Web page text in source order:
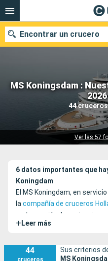
MS Koningsdam :
44
Ver las 57
Encontrar un crucero
6 datos importantes que
Koningdam
El MS Koningdam, en
lacompañía de cruceros
embarcación, la naviera
dos años después se unió el
compañía.
+ Leer más
44
cruceros
Sus criterios
MS